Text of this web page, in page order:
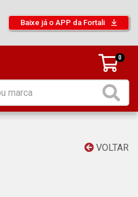
Baixe já o APP da Fortali
0
VOLTAR